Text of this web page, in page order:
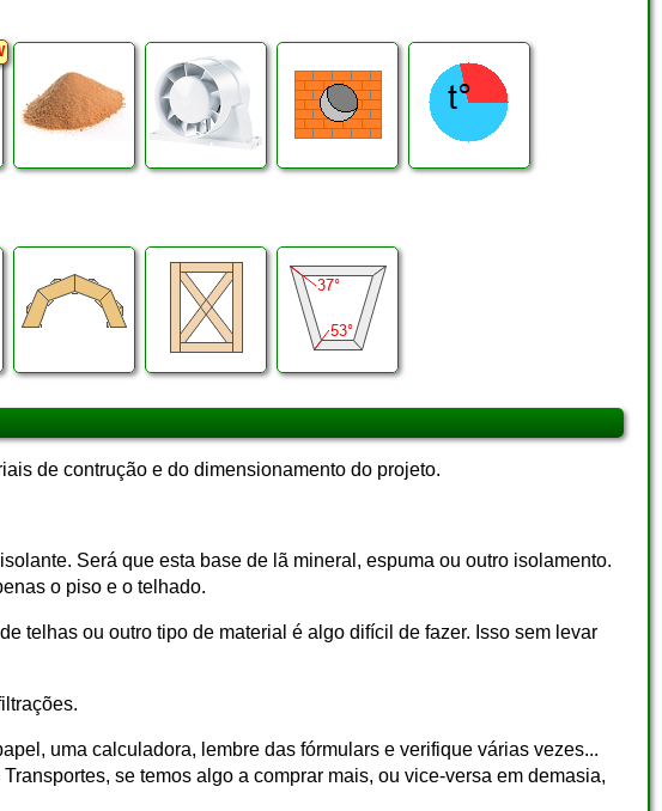
de contrução e do dimensionamento do projeto.
Será que esta base de lã mineral, espuma ou outro isolamento.
o piso e o telhado.
telhas ou outro tipo de material é algo difícil de fazer. Isso sem levar
uma calculadora, lembre das fórmulars e verifique várias vezes...
se temos algo a comprar mais, ou vice-versa em demasia,